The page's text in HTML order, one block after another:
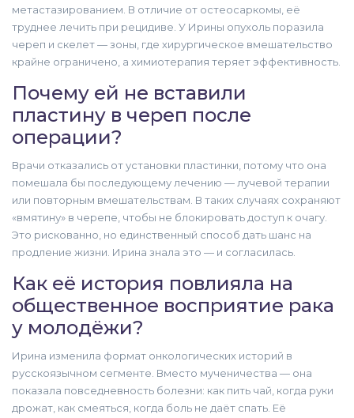
метастазированием. В отличие от остеосаркомы, её
труднее лечить при рецидиве. У Ирины опухоль поразила
череп и скелет — зоны, где хирургическое вмешательство
крайне ограничено, а химиотерапия теряет эффективность.
Почему ей не вставили
пластину в череп после
операции?
Врачи отказались от установки пластинки, потому что она
помешала бы последующему лечению — лучевой терапии
или повторным вмешательствам. В таких случаях сохраняют
«вмятину» в черепе, чтобы не блокировать доступ к очагу.
Это рискованно, но единственный способ дать шанс на
продление жизни. Ирина знала это — и согласилась.
Как её история повлияла на
общественное восприятие рака
у молодёжи?
Ирина изменила формат онкологических историй в
русскоязычном сегменте. Вместо мученичества — она
показала повседневность болезни: как пить чай, когда руки
дрожат, как смеяться, когда боль не даёт спать. Её